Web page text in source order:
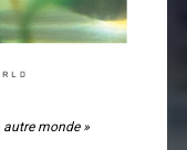
monde »